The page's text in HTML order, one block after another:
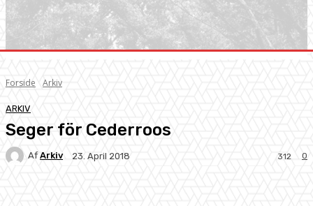
Forside Arkiv
ARKIV
Seger för Cederroos
Af Arkiv 23. April 2018 0
312